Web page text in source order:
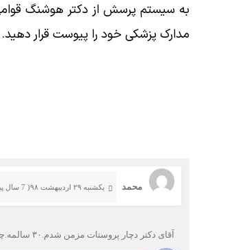
به سیستم پرسش از دکتر هوشنگ
مدارک پزشکی خود را پیوست قرار
محمد یکشنبه ۲۹ اردیبهشت ۹۸( 7 سال پیش)
آقای دکتر دچار پروستات مزمن شدم.۳۰ سالمه.چه راه درمانی رو پیشنهاد میکنید